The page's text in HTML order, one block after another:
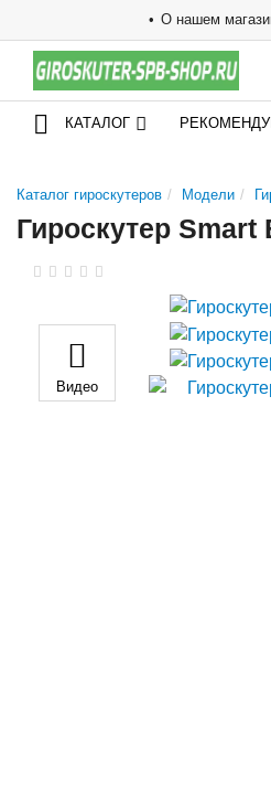
О нашем
КАТАЛОГ
Каталог гироскутеров Модели
Гироскутер
Видео